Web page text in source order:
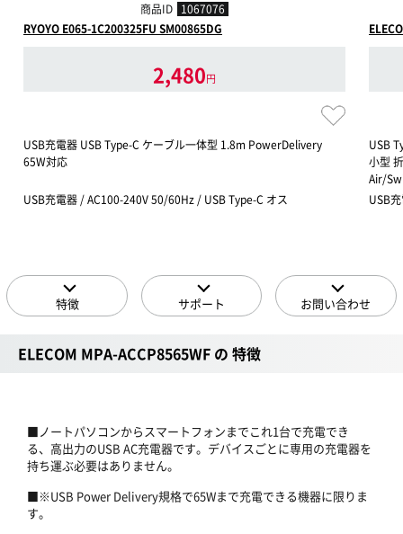
商品ID 1067076
RYOYO E065-1C200325FU SM00865DG
2,480円
USB充電器 USB Type-C ケーブル一体型 1.8m PowerDelivery
65W対応
USB充電器 / AC100-240V 50/60Hz / USB Type-C オス
USB
小型
Air/
USB
特徴 サポート お問い合わせ
ELECOM MPA-ACCP8565WF の 特徴
■ノートパソコンからスマートフォンまでこれ1台で充電でき
る、高出力のUSB AC充電器です。デバイスごとに専用の充電器を
持ち運ぶ必要はありません。
■※USB Power Delivery規格で65Wまで充電できる機器に限りま
す。